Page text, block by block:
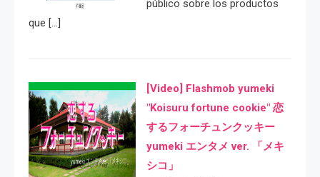
público sobre los productos
que […]
[Video] Flashmob yumeki
"Koisuru fortune cookie" 恋
するフォーチュンクッキー
yumeki エンタメ ver. 「メキ
シコ」